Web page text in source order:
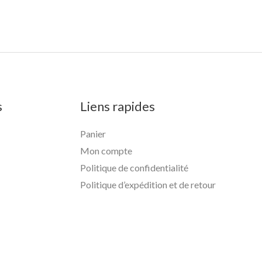
Liens rapides
Panier
Mon compte
Politique de confidentialité
Politique d’expédition et de retour